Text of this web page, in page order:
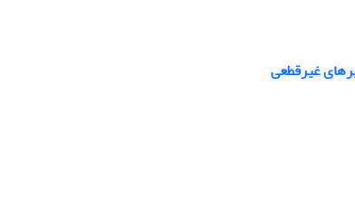
غیرقطعی